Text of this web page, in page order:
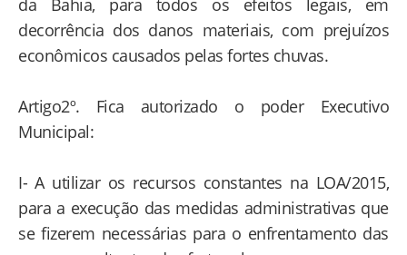
decorrência dos danos materiais, com prejuízos
econômicos causados pelas fortes chuvas.
Artigo2º. Fica autorizado o poder Executivo
Municipal:
I- A utilizar os recursos constantes na LOA/2015,
para a execução das medidas administrativas que
se fizerem necessárias para o enfrentamento das